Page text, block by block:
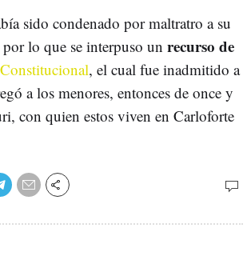
sido condenado por maltratro a su
lo que se interpuso un recurso de
Constitucional, el cual fue inadmitido a
a los menores, entonces de once y
con quien estos viven en Carloforte